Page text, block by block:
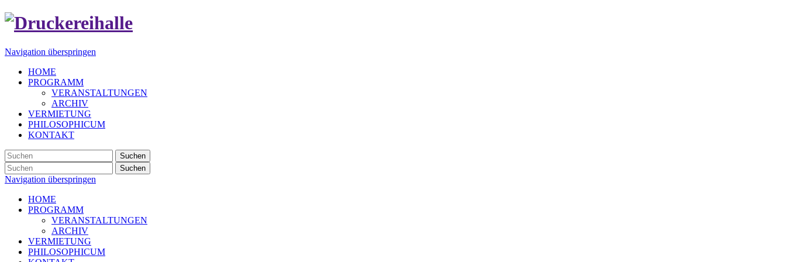
Navigation überspringen
HOME
PROGRAMM
VERANSTALTUNGEN
ARCHIV
VERMIETUNG
PHILOSOPHICUM
KONTAKT
Suchen
Suchen
Navigation überspringen
HOME
PROGRAMM
VERANSTALTUNGEN
ARCHIV
VERMIETUNG
PHILOSOPHICUM